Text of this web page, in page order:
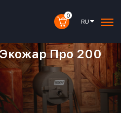
0
RU
Про 200